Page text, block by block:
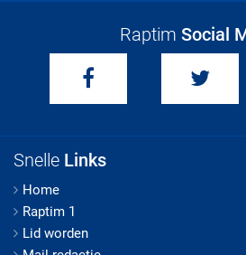
Raptim Social
Snelle Links
Home
Raptim 1
Lid worden